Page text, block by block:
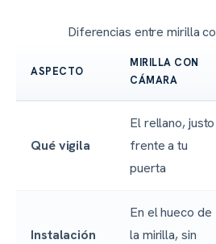
Diferencias entre mirilla
ASPECTO
MIRILLA CON
CÁMARA
Qué vigila
El rellano, justo
frente a tu
puerta
Instalación
En el hueco de
la mirilla, sin